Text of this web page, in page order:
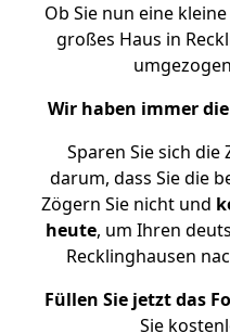
Ob Sie nun eine
großes Haus in
Wir haben immer
Sparen Sie sich
darum, dass Sie die
Zögern Sie nicht und
heute, um Ihren
Recklinghausen
Füllen Sie jetzt das
Sie